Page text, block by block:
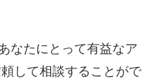
なたにとって有益なア
して相談することがで